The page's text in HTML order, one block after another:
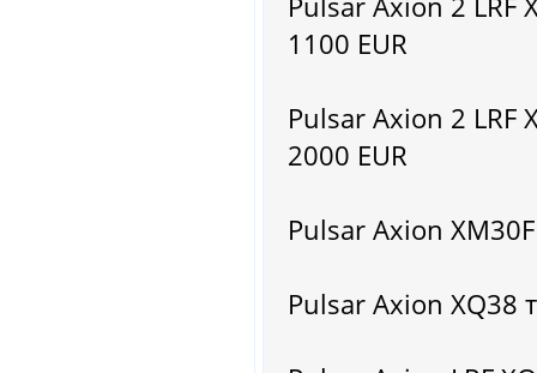
1100 EUR
Pulsar Axion 2 LRF
2000 EUR
Pulsar Axion
Pulsar Axion XQ38